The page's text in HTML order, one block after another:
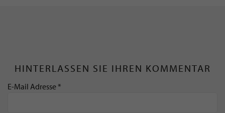
HINTERLASSEN SIE IHREN KOMMENTAR
E-Mail Adresse *